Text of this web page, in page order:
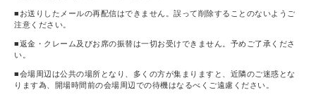
■お送りしたメールの再配信はできません。誤って削除することのないようご
注意ください。
■返金・クレーム及びお席の振替は一切お受けできません。予めご了承くださ
い。
■会場周辺は公共の場所となり、多くの方が集まりますと、近隣のご迷惑とな
ります為、開場時間前の会場周辺での待機はなるべくご遠慮ください。